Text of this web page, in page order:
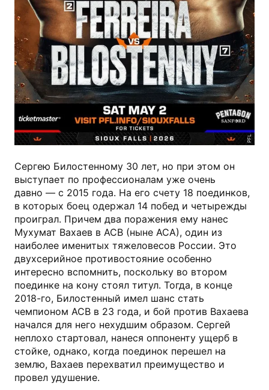
PFL
Сергею Билостенному 30 лет, но при этом он
выступает по профессионалам уже очень
давно — с 2015 года. На его счету 18 поединков,
в которых боец одержал 14 побед и четырежды
проиграл. Причем два поражения ему нанес
Мухумат Вахаев в ACB (ныне ACA), один из
наиболее именитых тяжеловесов России. Это
двухсерийное противостояние особенно
интересно вспомнить, поскольку во втором
поединке на кону стоял титул. Тогда, в конце
2018-го, Билостенный имел шанс стать
чемпионом ACB в 23 года, и бой против Вахаева
начался для него нехудшим образом. Сергей
неплохо стартовал, нанеся оппоненту ущерб в
стойке, однако, когда поединок перешел на
землю, Вахаев перехватил преимущество и
провел удушение.